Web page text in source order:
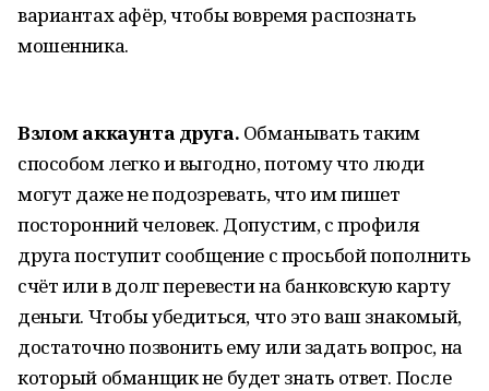
вариантах афёр, чтобы вовремя распознать
мошенника.
Взлом аккаунта друга. Обманывать таким
способом легко и выгодно, потому что люди
могут даже не подозревать, что им пишет
посторонний человек. Допустим, с профиля
друга поступит сообщение с просьбой пополнить
счёт или в долг перевести на банковскую карту
деньги. Чтобы убедиться, что это ваш знакомый,
достаточно позвонить ему или задать вопрос, на
который обманщик не будет знать ответ. После